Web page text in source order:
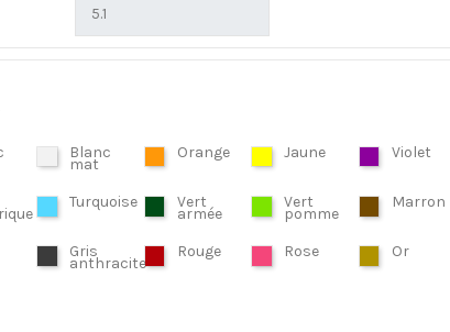
Blanc
mat
Orange Jaune Violet
Turquoise Vert
armée
Vert
pomme
Marron
Gris
anthracite
Rouge Rose Or